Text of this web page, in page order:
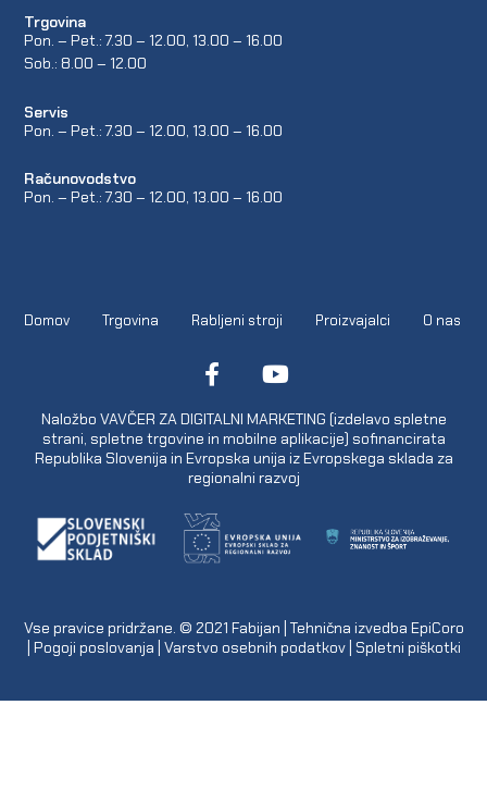
Trgovina
Pon. – Pet.: 7.30 – 12.00, 13.00 – 16.00
Sob.: 8.00 – 12.00
Servis
Pon. – Pet.: 7.30 – 12.00, 13.00 – 16.00
Računovodstvo
Pon. – Pet.: 7.30 – 12.00, 13.00 – 16.00
Domov Trgovina Rabljeni stroji Proizvajalci O nas
Naložbo VAVČER ZA DIGITALNI MARKETING (izdelavo spletne
strani, spletne trgovine in mobilne aplikacije) sofinancirata
Republika Slovenija in Evropska unija iz Evropskega sklada za
regionalni razvoj
Vse pravice pridržane. © 2021 Fabijan | Tehnična izvedba EpiCoro
Pogoji poslovanja Varstvo osebnih podatkov| Spletni piškotki